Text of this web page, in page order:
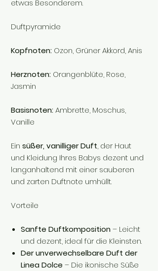
etwas Besonderem.
Duftpyramide
Kopfnoten: Ozon, Grüner Akkord, Anis
Herznoten: Orangenblüte, Rose,
Jasmin
Basisnoten:Ambrette, Moschus,
Vanille
Ein süßer, vanilliger Duft, der Haut
und Kleidung Ihres Babys dezent und
langanhaltend mit einer sauberen
und zarten Duftnote umhüllt.
Vorteile
Sanfte Duftkomposition– Leicht
und dezent, ideal für die Kleinsten.
Der unverwechselbare Duft der
Linea Dolce – Die ikonische Süße